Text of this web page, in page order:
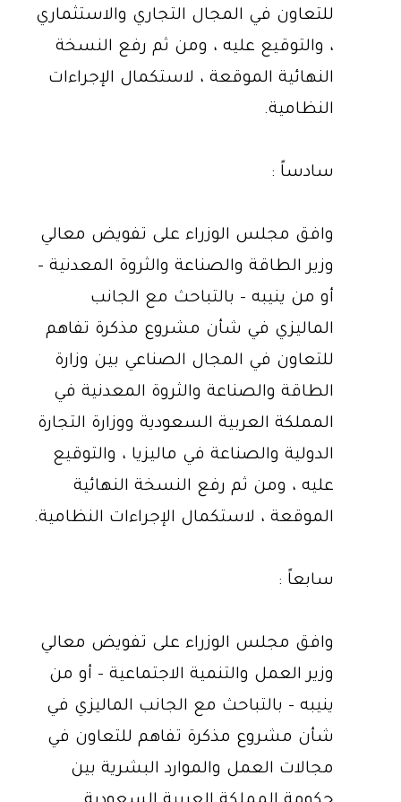
للتعاون في المجال التجاري والاستثماري
، والتوقيع عليه ، ومن ثم رفع النسخة
النهائية الموقعة ، لاستكمال الإجراءات
النظامية.
سادساً :
وافق مجلس الوزراء على تفويض معالي
وزير الطاقة والصناعة والثروة المعدنية -
أو من ينيبه - بالتباحث مع الجانب
الماليزي في شأن مشروع مذكرة تفاهم
للتعاون في المجال الصناعي بين وزارة
الطاقة والصناعة والثروة المعدنية في
المملكة العربية السعودية ووزارة التجارة
الدولية والصناعة في ماليزيا ، والتوقيع
عليه ، ومن ثم رفع النسخة النهائية
الموقعة ، لاستكمال الإجراءات النظامية.
سابعاً :
وافق مجلس الوزراء على تفويض معالي
وزير العمل والتنمية الاجتماعية - أو من
ينيبه - بالتباحث مع الجانب الماليزي في
شأن مشروع مذكرة تفاهم للتعاون في
مجالات العمل والموارد البشرية بين